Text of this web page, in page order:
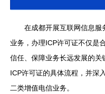
在成都开展互联网信息
业务，办理ICP许可证不仅是
信任、保障业务长远发展的
ICP许可证的具体流程，并深
二类增值电信业务。